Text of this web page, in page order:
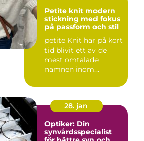
Petite knit modern
stickning med fokus
på passform och stil
petite Knit har på kort
tid blivit ett av de
mest omtalade
namnen inom
Mönstren sy...
28. jan
Optiker: Din
synvårdsspecialist